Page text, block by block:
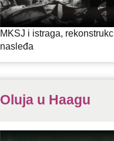
MKSJ i istraga,
nasleđa
Oluja u Haagu